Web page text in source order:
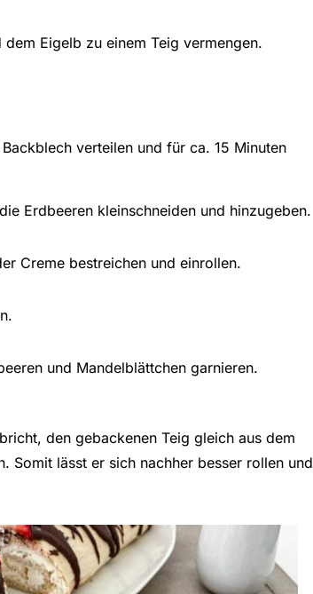
Eigelb zu einem Teig vermengen.
verteilen und für ca. 15 Minuten
Erdbeeren kleinschneiden und hinzugeben.
Creme bestreichen und einrollen.
und Mandelblättchen garnieren.
den gebackenen Teig gleich aus dem
Somit lässt er sich nachher besser rollen und